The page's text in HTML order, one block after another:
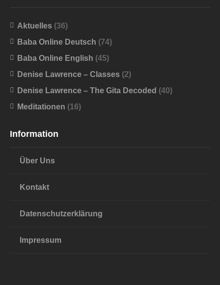
Aktuelles (36)
Baba Online Deutsch (74)
Baba Online English (45)
Denise Lawrence – Classes (2)
Denise Lawrence – The Gita Decoded (40)
Meditationen (16)
Information
Über Uns
Kontakt
Datenschutzerklärung
Impressum